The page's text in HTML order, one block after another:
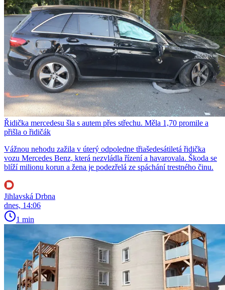
Řidička mercedesu šla s autem přes střechu. Měla 1,70 promile a
přišla o řidičák
Vážnou nehodu zažila v úterý odpoledne třiašedesátiletá řidička
vozu Mercedes Benz, která nezvládla řízení a havarovala. Škoda se
blíží milionu korun a žena je podezřelá ze spáchání trestného činu.
Jihlavská Drbna
dnes, 14:06
1 min